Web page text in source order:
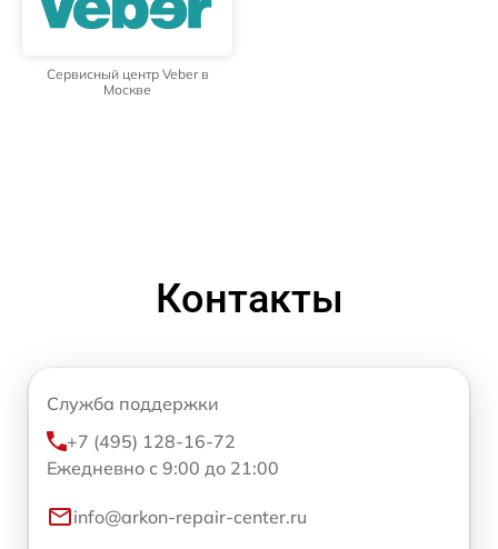
Сервисный центр Veber в
Москве
Контакты
Служба поддержки
+7 (495) 128-16-72
Ежедневно с 9:00 до 21:00
info@arkon-repair-center.ru